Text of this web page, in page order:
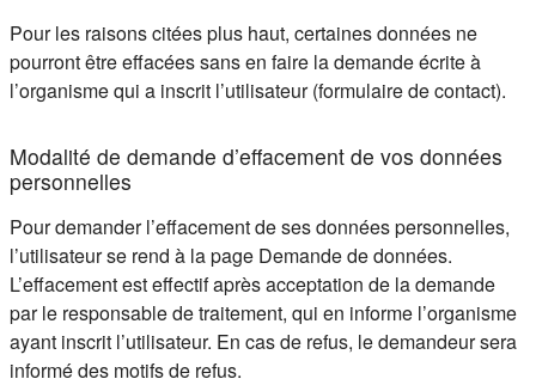
Pour les raisons citées plus haut, certaines données ne
pourront être effacées sans en faire la demande écrite à
l’organisme qui a inscrit l’utilisateur (formulaire de contact).
Modalité de demande d’effacement de vos données
personnelles
Pour demander l’effacement de ses données personnelles,
l’utilisateur se rend à la page Demande de données.
L’effacement est effectif après acceptation de la demande
par le responsable de traitement, qui en informe l’organisme
ayant inscrit l’utilisateur. En cas de refus, le demandeur sera
informé des motifs de refus.